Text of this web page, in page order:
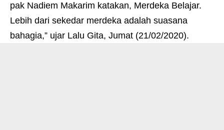
pak Nadiem Makarim katakan, Merdeka Belajar.
Lebih dari sekedar merdeka adalah suasana
bahagia,” ujar Lalu Gita, Jumat (21/02/2020).